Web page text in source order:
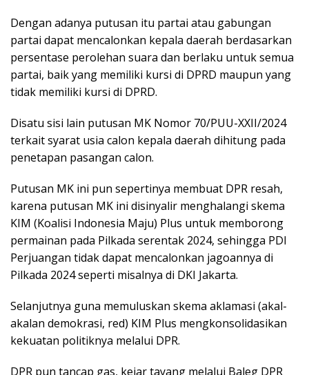
Dengan adanya putusan itu partai atau gabungan
partai dapat mencalonkan kepala daerah berdasarkan
persentase perolehan suara dan berlaku untuk semua
partai, baik yang memiliki kursi di DPRD maupun yang
tidak memiliki kursi di DPRD.
Disatu sisi lain putusan MK Nomor 70/PUU-XXII/2024
terkait syarat usia calon kepala daerah dihitung pada
penetapan pasangan calon.
Putusan MK ini pun sepertinya membuat DPR resah,
karena putusan MK ini disinyalir menghalangi skema
KIM (Koalisi Indonesia Maju) Plus untuk memborong
permainan pada Pilkada serentak 2024, sehingga PDI
Perjuangan tidak dapat mencalonkan jagoannya di
Pilkada 2024 seperti misalnya di DKI Jakarta.
Selanjutnya guna memuluskan skema aklamasi (akal-
akalan demokrasi, red) KIM Plus mengkonsolidasikan
kekuatan politiknya melalui DPR.
DPR pun tancap gas, kejar tayang melalui Baleg DPR